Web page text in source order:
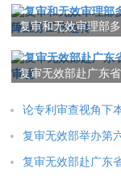
复审和无效审理部
复审无效部赴广东
论专利审查视角下
复审无效部举办第
复审无效部赴广东